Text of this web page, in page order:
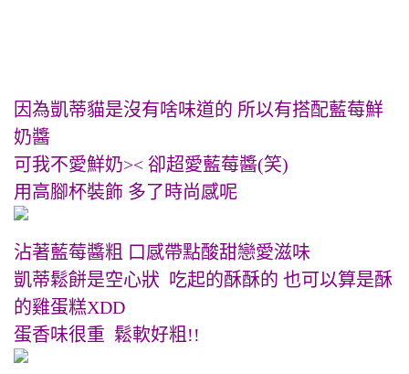
因為凱蒂貓是沒有啥味道的 所以有搭配藍莓鮮
奶醬
可我不愛鮮奶>< 卻超愛藍莓醬(笑)
用高腳杯裝飾 多了時尚感呢
沾著藍莓醬粗 口感帶點酸甜戀愛滋味
凱蒂鬆餅是空心狀 吃起的酥酥的 也可以算是酥
的雞蛋糕XDD
蛋香味很重 鬆軟好粗!!